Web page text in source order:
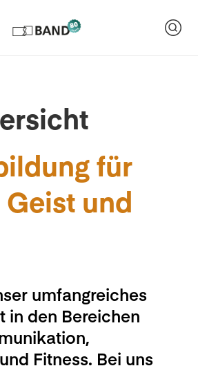
für
und
umfangreiches
in den Bereichen
Fitness. Bei uns